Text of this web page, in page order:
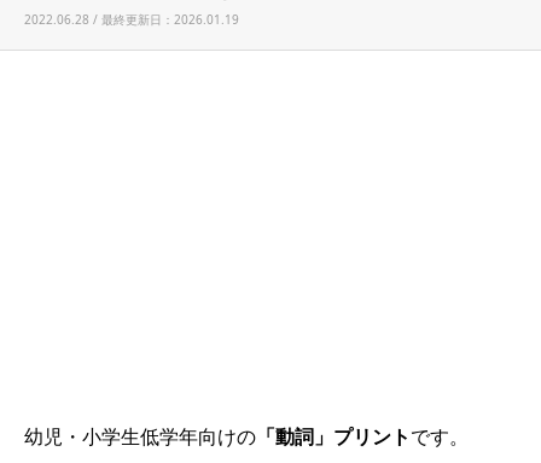
2022.06.28 / 最終更新日：2026.01.19
幼児・小学生低学年向けの 「動詞」プリントです。